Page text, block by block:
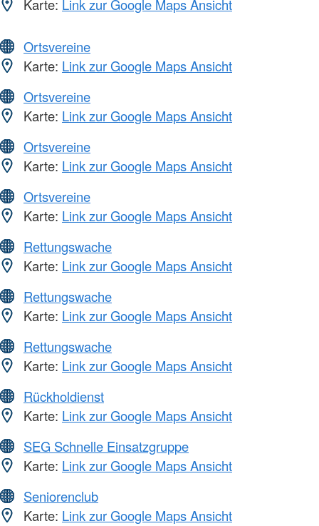
Karte: Link zur Google Maps Ansicht
Ortsvereine
Karte: Link zur Google Maps Ansicht
Ortsvereine
Karte: Link zur Google Maps Ansicht
Ortsvereine
Karte: Link zur Google Maps Ansicht
Ortsvereine
Karte: Link zur Google Maps Ansicht
Rettungswache
Karte: Link zur Google Maps Ansicht
Rettungswache
Karte: Link zur Google Maps Ansicht
Rettungswache
Karte: Link zur Google Maps Ansicht
Rückholdienst
Karte: Link zur Google Maps Ansicht
SEG Schnelle Einsatzgruppe
Karte: Link zur Google Maps Ansicht
Seniorenclub
Karte: Link zur Google Maps Ansicht